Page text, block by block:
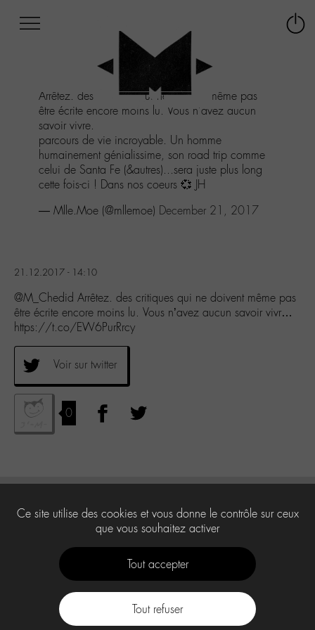
au
menu
Aller
contenu
Aller
recherche
Arrêtez. des critiques qui ne doivent même pas
être écrite encore moins lu. Vous n'avez aucun
savoir vivre.
parcours de vie incroyable. Un homme
humainement génialissime, son road trip comme
celui de Santa Fe (&autres)...sera juste plus long
cette fois-ci ! Dans nos coeurs 💞 JH
— Mlle.Moe (@mllemoe) December 21, 2017
21.12.2017 - 14:10
@M_Chedid Arrêtez. des critiques qui ne doivent même pas
être écrite encore moins lu. Vous n’avez aucun savoir vivr…
https://t.co/EW6PurRrcy
Voir sur twitter
0
Ce site utilise des cookies et vous donne le contrôle sur ceux
que vous souhaitez activer
Tout accepter
Tout refuser